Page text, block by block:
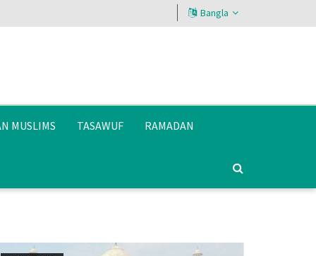
Bangla
MUSLIMS TASAWUF RAMADAN